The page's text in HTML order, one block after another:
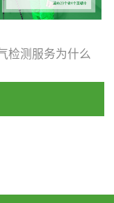
...
检测服务为什么
定的标准检测方
采样量准确，检
靠，远胜于其他